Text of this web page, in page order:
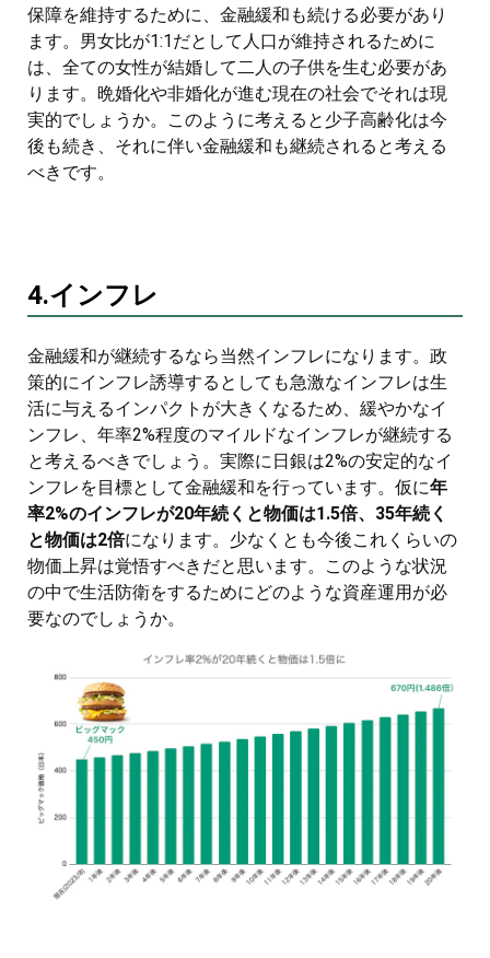
保障を維持するために、金融緩和も続ける必要があり
ます。男女比が1:1だとして人口が維持されるために
は、全ての女性が結婚して二人の子供を生む必要があ
ります。晩婚化や非婚化が進む現在の社会でそれは現
実的でしょうか。このように考えると少子高齢化は今
後も続き、それに伴い金融緩和も継続されると考える
べきです。
4.インフレ
金融緩和が継続するなら当然インフレになります。政
策的にインフレ誘導するとしても急激なインフレは生
活に与えるインパクトが大きくなるため、緩やかなイ
ンフレ、年率2%程度のマイルドなインフレが継続する
と考えるべきでしょう。実際に日銀は2%の安定的なイ
ンフレを目標として金融緩和を行っています。仮に年
率2%のインフレが20年続くと物価は1.5倍、35年続く
と物価は2倍になります。少なくとも今後これくらいの
物価上昇は覚悟すべきだと思います。このような状況
の中で生活防衛をするためにどのような資産運用が必
要なのでしょうか。